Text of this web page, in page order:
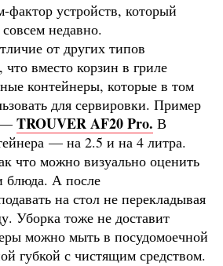
устройств, который
недавно.
от других типов
вместо корзин в гриле
контейнеры, которые в том
для сервировки. Пример
— TROUVER AF20 Pro. В
— на 2.5 и на 4 литра.
что можно визуально оценить
блюда. А после
на стол не перекладывая
Уборка тоже не доставит
можно мыть в посудомоечной
губкой с чистящим средством.